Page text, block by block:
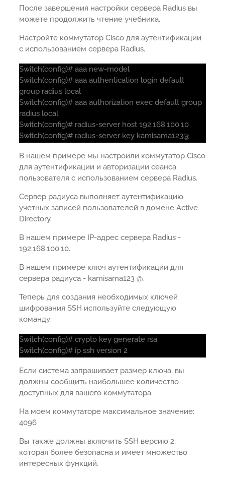
После завершения настройки сервера Radius вы
можете продолжить чтение учебника.
Настройте коммутатор Cisco для аутентификации
с использованием сервера Radius.
Switch(config)# aaa new-model
Switch(config)# aaa authentication login default
group radius local
Switch(config)# aaa authorization exec default group
radius local
Switch(config)# radius-server host 192.168.100.10
Switch(config)# radius-server key kamisama123@
В нашем примере мы настроили коммутатор Cisco
для аутентификации и авторизации сеанса
пользователя с использованием сервера Radius.
Сервер радиуса выполняет аутентификацию
учетных записей пользователей в домене Active
Directory.
В нашем примере IP-адрес сервера Radius -
192.168.100.10.
В нашем примере ключ аутентификации для
сервера радиуса - kamisama123 @.
Теперь для создания необходимых ключей
шифрования SSH используйте следующую
команду:
Switch(config)# crypto key generate rsa
Switch(config)# ip ssh version 2
Если система запрашивает размер ключа, вы
должны сообщить наибольшее количество
доступных для вашего коммутатора.
На моем коммутаторе максимальное значение:
4096
Вы также должны включить SSH версию 2,
которая более безопасна и имеет множество
интересных функций.